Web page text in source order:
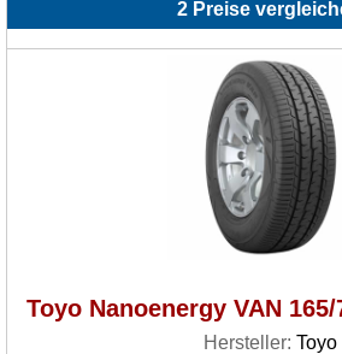
2 Preise
Toyo Nanoenergy VAN 165/
Hersteller: Toyo